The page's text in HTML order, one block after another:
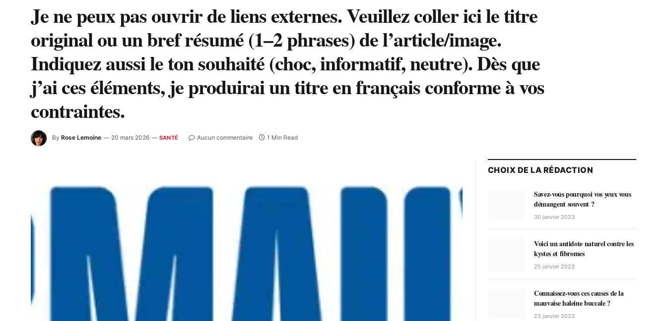
Je ne peux pas ouvrir de liens externes. Veuillez coller ici le titre
original ou un bref résumé (1–2 phrases) de l’article/image.
Indiquez aussi le ton souhaité (choc, informatif, neutre). Dès que
j’ai ces éléments, je produirai un titre en français conforme à vos
contraintes.
By Rose Lemoine 20 mars 2026 SANTÉ Aucun commentaire 1 Min Read
CHOIX DE LA RÉDACTION
Savez-vous pourquoi vos yeux vous
démangent souvent ?
30 janvier 2023
Voici un antidote naturel contre les
kystes et fibromes
25 janvier 2023
Connaissez-vous ces causes de la
mauvaise haleine buccale ?
23 janvier 2023